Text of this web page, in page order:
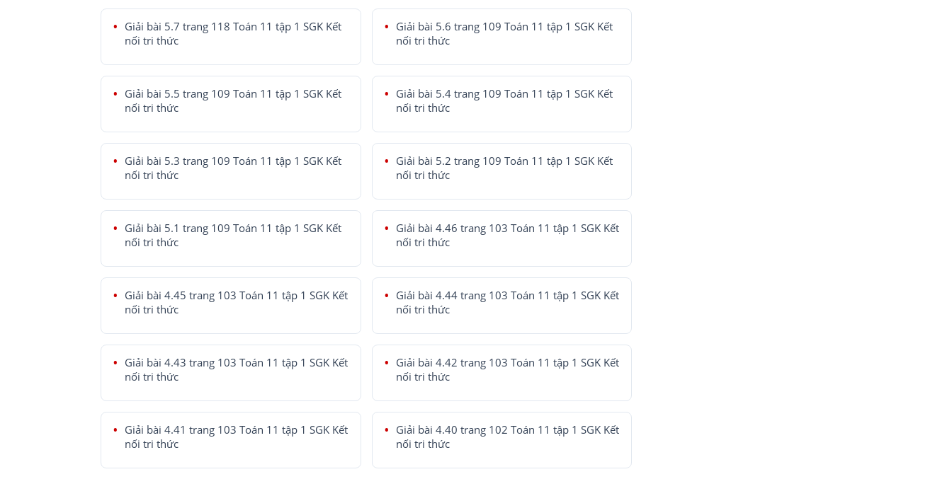
Giải bài 5.7 trang 118 Toán 11 tập 1 SGK Kết
nối tri thức
Giải bài 5.6 trang 109 Toán 11 tập 1 SGK Kết
nối tri thức
Giải bài 5.5 trang 109 Toán 11 tập 1 SGK Kết
nối tri thức
Giải bài 5.4 trang 109 Toán 11 tập 1 SGK Kết
nối tri thức
Giải bài 5.3 trang 109 Toán 11 tập 1 SGK Kết
nối tri thức
Giải bài 5.2 trang 109 Toán 11 tập 1 SGK Kết
nối tri thức
Giải bài 5.1 trang 109 Toán 11 tập 1 SGK Kết
nối tri thức
Giải bài 4.46 trang 103 Toán 11 tập 1 SGK Kết
nối tri thức
Giải bài 4.45 trang 103 Toán 11 tập 1 SGK Kết
nối tri thức
Giải bài 4.44 trang 103 Toán 11 tập 1 SGK Kết
nối tri thức
Giải bài 4.43 trang 103 Toán 11 tập 1 SGK Kết
nối tri thức
Giải bài 4.42 trang 103 Toán 11 tập 1 SGK Kết
nối tri thức
Giải bài 4.41 trang 103 Toán 11 tập 1 SGK Kết
nối tri thức
Giải bài 4.40 trang 102 Toán 11 tập 1 SGK Kết
nối tri thức